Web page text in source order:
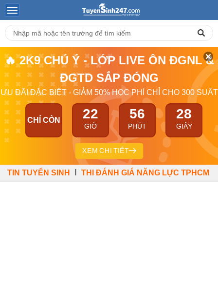
🔥 2K9 CHÚ Ý - LỚP LIVE ÔN ĐGNL &
ĐGTD SẮP ĐÓNG
ƯU ĐÃI ĐẶC BIỆT - GIẢM 50% HỌC PHÍ CHỈ CHO 300 SUẤT
CHỈ CÒN 22
GIỜ
56
PHÚT
27
GIÂY
XEM CHI TIẾT
TIN TUYỂN SINH THI ĐÁNH GIÁ NĂNG LỰC TPHCM